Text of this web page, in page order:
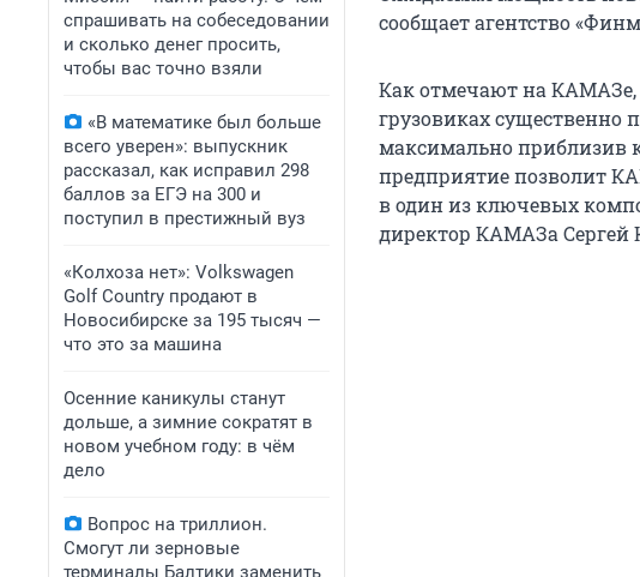
спрашивать на собеседовании
и сколько денег просить,
чтобы вас точно взяли
«В математике был больше
всего уверен»: выпускник
рассказал, как исправил 298
баллов за ЕГЭ на 300 и
поступил в престижный вуз
«Колхоза нет»: Volkswagen
Golf Сountry продают в
Новосибирске за 195 тысяч —
что это за машина
Осенние каникулы станут
дольше, а зимние сократят в
новом учебном году: в чём
дело
Вопрос на триллион.
Смогут ли зерновые
терминалы Балтики заменить
сообщает агентство
Как отмечают на КАМАЗе,
грузовиках существенно
максимально приблизив
предприятие позволит
в один из ключевых
директор КАМАЗа Сергей